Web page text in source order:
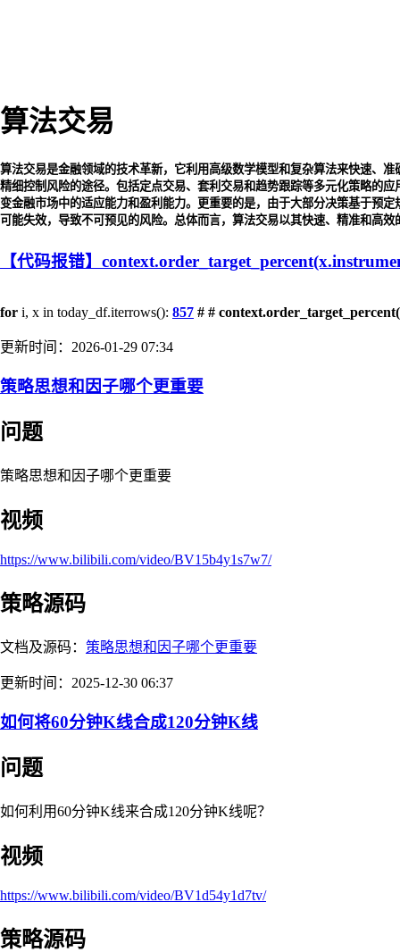
算法交易
算法交易是金融领域的技术革新，它利用高级数学模型和复杂算法来快速、
精细控制风险的途径。包括定点交易、套利交易和趋势跟踪等多元化策略的
变金融市场中的适应能力和盈利能力。更重要的是，由于大部分决策基于预
可能失效，导致不可预见的风险。总体而言，算法交易以其快速、精准和高效
【代码报错】
for i, x in today_df.iterrows(): 857 # #
更新时间：2026-01-29 07:34
策略思想和因子哪个更重要
问题
策略思想和因子哪个更重要
视频
https://www.bilibili.com/video/BV15b4y1s7w7/
策略源码
文档及源码： 策略思想和因子哪个更重要
更新时间：2025-12-30 06:37
如何将60分钟K线合成120分钟K线
问题
如何利用60分钟K线来合成120分钟K线呢？
视频
https://www.bilibili.com/video/BV1d54y1d7tv/
策略源码